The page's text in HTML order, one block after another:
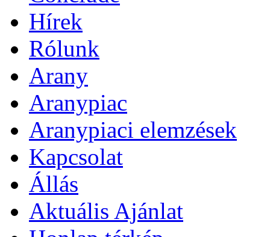
Hírek
Rólunk
Arany
Aranypiac
Aranypiaci elemzések
Kapcsolat
Állás
Aktuális Ajánlat